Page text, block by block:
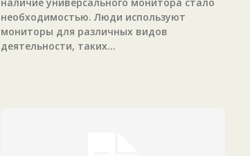
необходимостью. Люди используют
мониторы для различных видов
деятельности, таких...